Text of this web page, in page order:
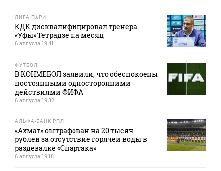
ЛИГА ПАРИ
КДК дисквалифицировал тренера
«Уфы» Тетрадзе на месяц
6 августа 19:41
ФУТБОЛ
В КОНМЕБОЛ заявили, что обеспокоены
постоянными односторонними
действиями ФИФА
6 августа 19:32
АЛЬФА-БАНК РПЛ
«Ахмат» оштрафован на 20 тысяч
рублей за отсутствие горячей воды в
раздевалке «Спартака»
6 августа 19:18